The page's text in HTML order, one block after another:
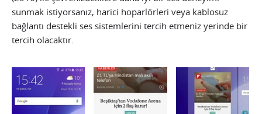
sunmak istiyorsanız, harici hoparlörleri veya kablosuz
bağlantı destekli ses sistemlerini tercih etmeniz yerinde bir
tercih olacaktır.